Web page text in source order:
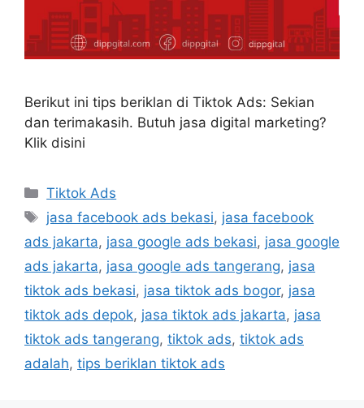
Berikut ini tips beriklan di Tiktok Ads: Sekian
dan terimakasih. Butuh jasa digital marketing?
Klik disini
Tiktok Ads
jasa facebook ads bekasi, jasa facebook
ads jakarta, jasa google ads bekasi, jasa google
ads jakarta, jasa google ads tangerang, jasa
tiktok ads bekasi, jasa tiktok ads bogor, jasa
tiktok ads depok, jasa tiktok ads jakarta, jasa
tiktok ads tangerang, tiktok ads, tiktok ads
adalah, tips beriklan tiktok ads